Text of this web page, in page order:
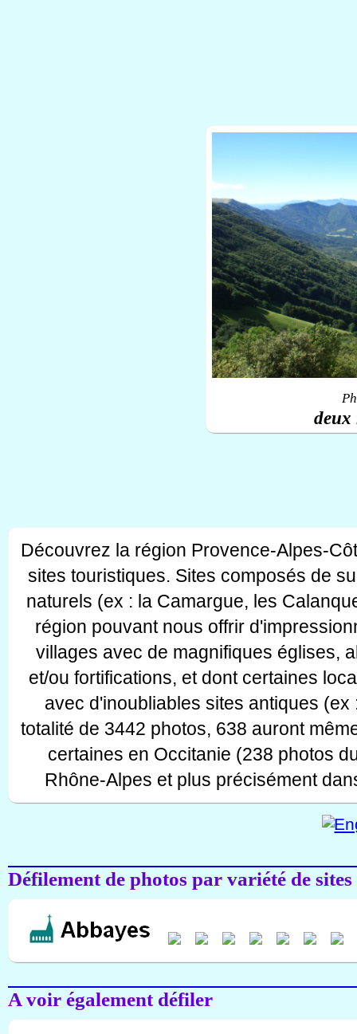
deux
Découvrez la région Provence-Alpes-
sites touristiques. Sites composés de
naturels (ex : la Camargue, les
région pouvant nous offrir
villages avec de magnifiques églises,
et/ou fortifications, et dont certaines
avec d'inoubliables sites antiques
totalité de 3442 photos, 638 auront
certaines en Occitanie (238 photos
Rhône-Alpes et plus précisément
Défilement de photos par variété de
A voir également défiler